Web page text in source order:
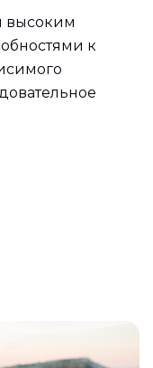
высоким
к